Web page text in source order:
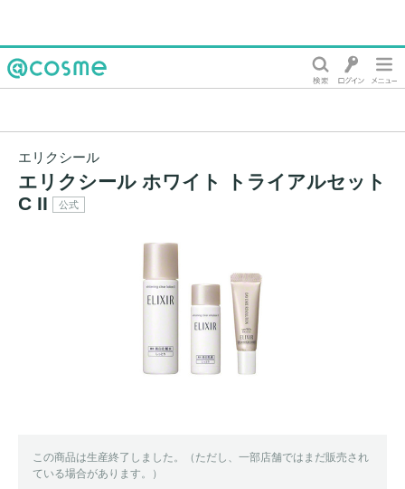
エリクシール
エリクシール ホワイト トライアルセット
C II
公式
この商品は生産終了しました。（ただし、一部店舗ではまだ販売され
ている場合があります。）